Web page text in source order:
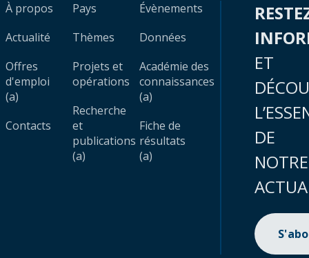
À propos
Actualité
Offres
d'emploi
(a)
Contacts
Pays
Thèmes
Projets et
opérations
Recherche
et
publications
(a)
Évènements
Données
Académie des
connaissances
(a)
Fiche de
résultats
(a)
ET
DE
NOTRE